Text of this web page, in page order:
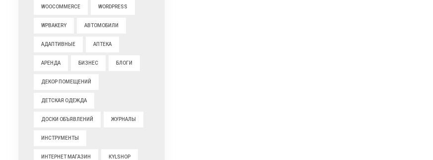
WOOCOMMERCE WORDPRESS
WPBAKERY АВТОМОБИЛИ
АДАПТИВНЫЕ АПТЕКА
АРЕНДА БИЗНЕС БЛОГИ
ДЕКОР ПОМЕЩЕНИЙ
ДЕТСКАЯ ОДЕЖДА
ДОСКИ ОБЪЯВЛЕНИЙ ЖУРНАЛЫ
ИНСТРУМЕНТЫ
ИНТЕРНЕТ МАГАЗИН КYLSHOP